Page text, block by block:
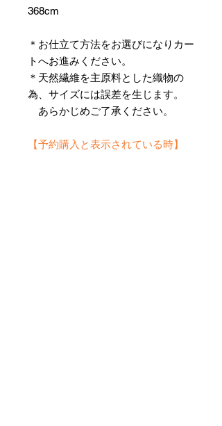
368cm
＊お仕立て方法をお選びになりカー
トへお進みください。
＊天然繊維を主原料とした織物の
為、サイズには誤差を生じます。
あらかじめご了承ください。
【予約購入と表示されている時】